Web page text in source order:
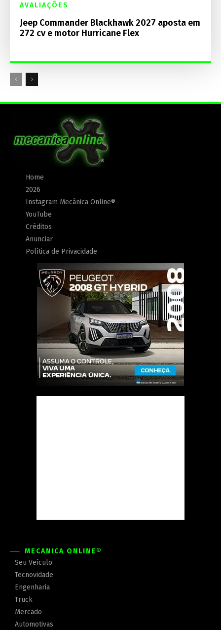
AVALIAÇÕES
Jeep Commander Blackhawk 2027 aposta em
272 cv e motor Hurricane Flex
Home
2026
Instagram Mecânica Online®
YouTube
Créditos
Anunciar
Política de Privacidade
MECÂNICA ONLINE®
Seu Veículo
Tecnovidade
Engenharia
Truck
Mercado
Automotivas